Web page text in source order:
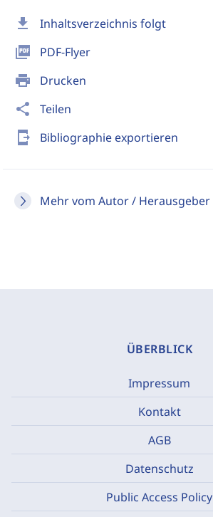
download Inhaltsverzeichnis folgt
picture_as_pdf PDF-Flyer
print Drucken
share Teilen
send_to_mobile Bibliographie exportieren
Mehr vom Autor / Herausgeber
ÜBERBLICK
Impressum
Kontakt
AGB
Datenschutz
Public Access Policy